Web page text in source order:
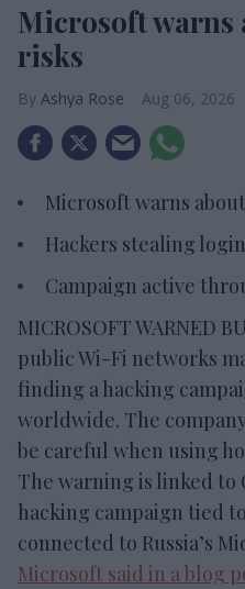
Microsoft warns
risks
Ashya Rose Aug 06, 2026
Microsoft warns
Hackers stealing
Campaign active
MICROSOFT WARNED
public Wi-Fi networks
finding a hacking
worldwide. The
be careful when using
The warning is linked to
hacking campaign tied
connected to Russia’s
Microsoft said in a blog